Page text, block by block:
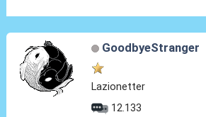
GoodbyeStranger
Lazionetter
12.133